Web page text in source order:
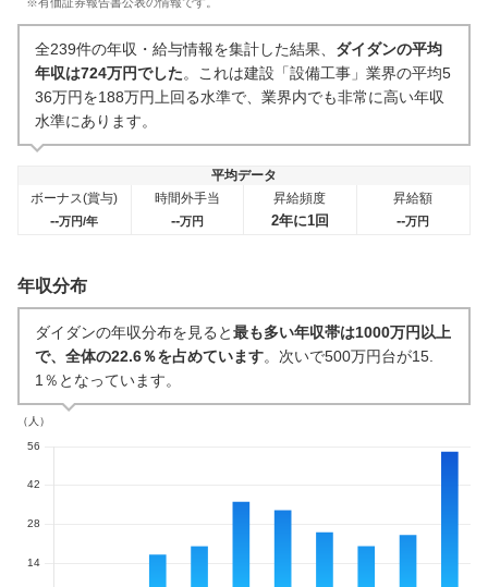
中途採用面接・選考
0件
新卒採用面接・選考
件
全239件の年収・給与情報を集計した結果、 ダイダンの平均
年収は724万円でした。これは建設「設備工事」業界の平均5
36万円を188万円上回る水準で、業界内でも非常に高い年収
水準にあります。
平均データ
ボーナス(賞与)
--万円/年
時間外手当
--万円
昇給頻度
2年に1回
昇給額
--万円
年収分布
ダイダンの年収分布を見ると最も多い年収帯は1000万円以上
で、全体の22.6％を占めています。次いで500万円台が15.
1％となっています。